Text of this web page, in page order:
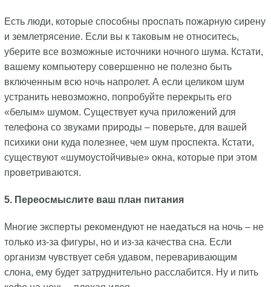
Есть люди, которые способны проспать пожарную сирену
и землетрясение. Если вы к таковым не относитесь,
уберите все возможные источники ночного шума. Кстати,
вашему компьютеру совершенно не полезно быть
включенным всю ночь напролет. А если целиком шум
устранить невозможно, попробуйте перекрыть его
«белым» шумом. Существует куча приложений для
телефона со звуками природы – поверьте, для вашей
психики они куда полезнее, чем шум проспекта. Кстати,
существуют «шумоустойчивые» окна, которые при этом
проветриваются.
5. Переосмыслите ваш план питания
Многие эксперты рекомендуют не наедаться на ночь – не
только из-за фигуры, но и из-за качества сна. Если
организм чувствует себя удавом, переваривающим
слона, ему будет затруднительно расслабится. Ну и пить